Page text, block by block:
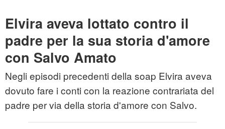
Elvira aveva lottato contro il
padre per la sua storia d'amore
con Salvo Amato
Negli episodi precedenti della soap Elvira aveva
dovuto fare i conti con la reazione contrariata del
padre per via della storia d'amore con Salvo.